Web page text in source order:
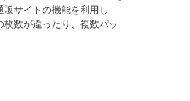
サイトの機能を利用し
数が違ったり、複数パッ